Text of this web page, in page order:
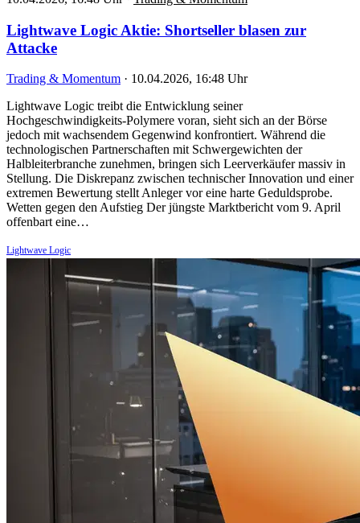
Lightwave Logic Aktie: Shortseller blasen zur
Attacke
Trading & Momentum · 10.04.2026, 16:48 Uhr
Lightwave Logic treibt die Entwicklung seiner
Hochgeschwindigkeits-Polymere voran, sieht sich an der Börse
jedoch mit wachsendem Gegenwind konfrontiert. Während die
technologischen Partnerschaften mit Schwergewichten der
Halbleiterbranche zunehmen, bringen sich Leerverkäufer massiv in
Stellung. Die Diskrepanz zwischen technischer Innovation und einer
extremen Bewertung stellt Anleger vor eine harte Geduldsprobe.
Wetten gegen den Aufstieg Der jüngste Marktbericht vom 9. April
offenbart eine…
Lightwave Logic